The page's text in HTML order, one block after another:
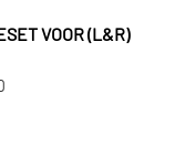
VOOR (L&R)